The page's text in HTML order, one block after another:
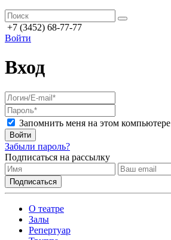
+7 (3452) 68-77-77
Войти
Вход
Запомнить меня на этом компьютере
Войти
Забыли пароль?
Подписаться на рассылку
О театре
Залы
Репертуар